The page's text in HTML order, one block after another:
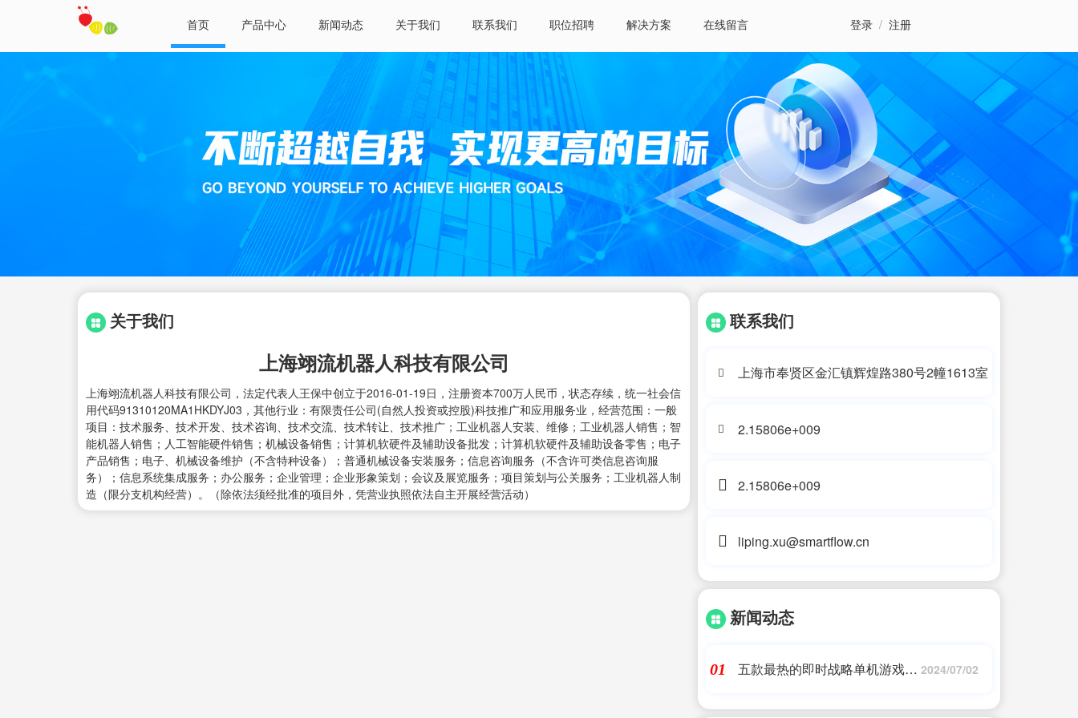
首页 产品中心 新闻动态 关于我们 联系我们 职位招聘 解决方案 在线留言 登录 / 注册
关于我们
上海翊流机器人科技有限公司
上海翊流机器人科技有限公司，法定代表人王保中创立于2016-01-19日，注册资本700万人民币，状态存续，统一社会信
用代码91310120MA1HKDYJ03，其他行业：有限责任公司(自然人投资或控股)科技推广和应用服务业，经营范围：一般
项目：技术服务、技术开发、技术咨询、技术交流、技术转让、技术推广；工业机器人安装、维修；工业机器人销售；智
能机器人销售；人工智能硬件销售；机械设备销售；计算机软硬件及辅助设备批发；计算机软硬件及辅助设备零售；电子
产品销售；电子、机械设备维护（不含特种设备）；普通机械设备安装服务；信息咨询服务（不含许可类信息咨询服
务）；信息系统集成服务；办公服务；企业管理；企业形象策划；会议及展览服务；项目策划与公关服务；工业机器人制
造（限分支机构经营）。（除依法须经批准的项目外，凭营业执照依法自主开展经营活动）
联系我们
上海市奉贤区金汇镇辉煌路380号2幢1613室
2.15806e+009
2.15806e+009
liping.xu@smartflow.cn
新闻动态
01
五款最热的即时战略单机游戏哪 2024/07/02